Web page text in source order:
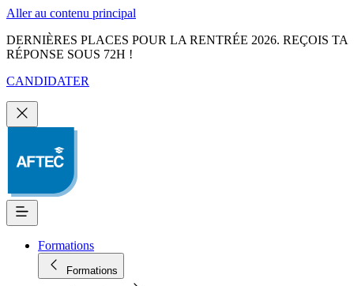
Aller au contenu principal
DERNIÈRES PLACES POUR LA RENTRÉE 2026. REÇOIS TA
RÉPONSE SOUS 72H !
CANDIDATER
Formations
Formations